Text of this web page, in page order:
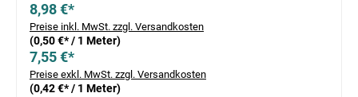
8,98 €*
Preise inkl. MwSt. zzgl. Versandkosten
(0,50 €* / 1 Meter)
7,55 €*
Preise exkl. MwSt. zzgl. Versandkosten
(0,42 €* / 1 Meter)